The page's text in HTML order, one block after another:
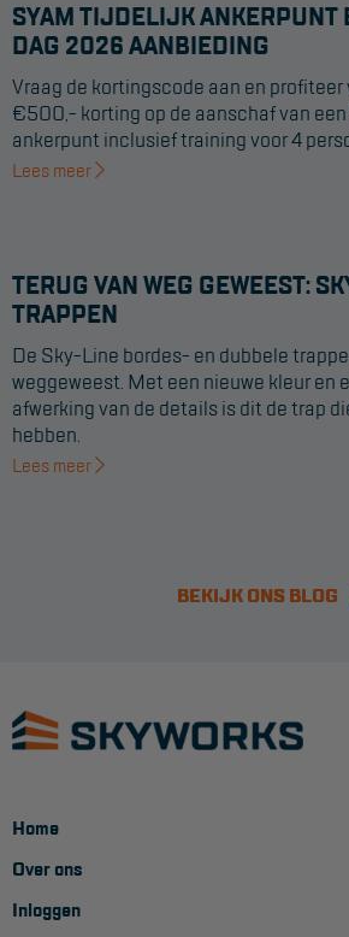
SYAM TIJDELIJK ANKERPUNT
DAG 2026 AANBIEDING
Vraag de kortingscode aan en profiteer
€500,- korting op de aanschaf van een
ankerpunt inclusief training voor 4
Lees meer
TERUG VAN WEG GEWEEST:
TRAPPEN
De Sky-Line bordes- en dubbele
weggeweest. Met een nieuwe kleur en
afwerking van de details is dit de trap
hebben.
Lees meer
BEKIJK ONS BLOG
Home
Over ons
Inloggen